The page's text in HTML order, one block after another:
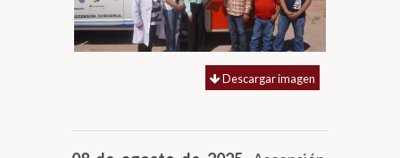
Transparencia
Descargar imagen